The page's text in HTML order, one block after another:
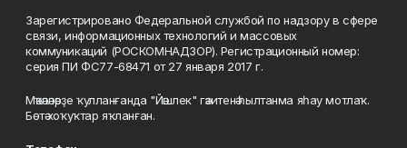
Зарегистрировано Федеральной службой по надзору в сфере
связи, информационных технологий и массовых
коммуникаций (РОСКОМНАДЗОР). Регистрационный номер:
серия ПИ ФС77-68471 от 27 января 2017 г.
Мәҡәләләрҙе ҡулланғанда "Йәшлек" гәзитенә һылтанма яһау мотлаҡ.
Бөтә хоҡуҡтар яҡланған.